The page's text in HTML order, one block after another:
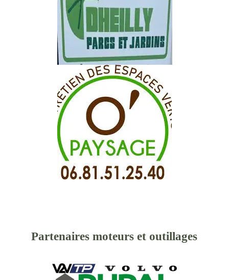
Partenaires moteurs et outillages